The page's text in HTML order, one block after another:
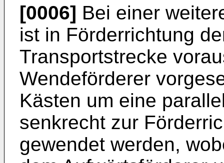
[0006] Bei einer
ist in Förderrichtung
Transportstrecke
Wendeförderer
Kästen um eine
senkrecht zur
gewendet werden,